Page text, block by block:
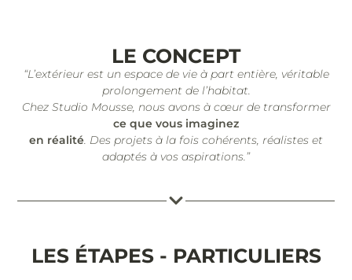
LE CONCEPT
“L’extérieur est un espace de vie à part entière, véritable
prolongement de l’habitat.
Chez Studio Mousse, nous avons à cœur de transformer
ce que vous imaginez
en réalité. Des projets à la fois cohérents, réalistes et
adaptés à vos aspirations.”
LES ÉTAPES - PARTICULIERS